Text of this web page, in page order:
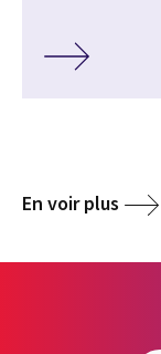
En voir plus